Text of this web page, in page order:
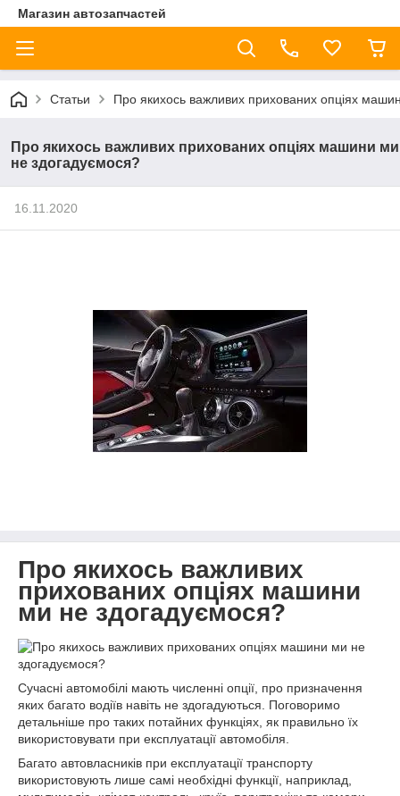
Магазин автозапчастей
Статьи Про якихось важливих прихованих опціях
Про якихось важливих прихованих опціях машини ми
не здогадуємося?
16.11.2020
Про якихось важливих
прихованих опціях машини
ми не здогадуємося?
Сучасні автомобілі мають численні опції, про призначення
яких багато водіїв навіть не здогадуються. Поговоримо
детальніше про таких потайних функціях, як правильно їх
використовувати при експлуатації автомобіля.
Багато автовласників при експлуатації транспорту
використовують лише самі необхідні функції, наприклад,